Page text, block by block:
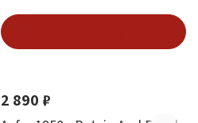
2 890 ₽